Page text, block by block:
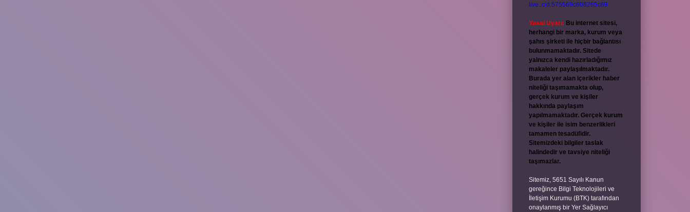
live:.cid.575569c608265c69
Yasal Uyarı: Bu internet sitesi,
herhangi bir marka, kurum veya
şahıs şirketi ile hiçbir bağlantısı
bulunmamaktadır. Sitede
yalnızca kendi hazırladığımız
makaleler paylaşılmaktadır.
Burada yer alan içerikler haber
niteliği taşımamakta olup,
gerçek kurum ve kişiler
hakkında paylaşım
yapılmamaktadır. Gerçek kurum
ve kişiler ile isim benzerlikleri
tamamen tesadüfidir.
Sitemizdeki bilgiler taslak
halindedir ve tavsiye niteliği
taşımazlar.
Sitemiz, 5651 Sayılı Kanun
gereğince Bilgi Teknolojileri ve
İletişim Kurumu (BTK) tarafından
onaylanmış bir Yer Sağlayıcı